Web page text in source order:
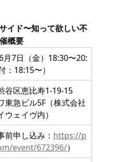
イド〜知って欲しい不
概要
月7日（金）18:30〜20:
：18:15〜）
谷区恵比寿1-19-15
東急ビル5F（株式会社
ウェイヴ内）
前申し込み： https://p
event/672396/）